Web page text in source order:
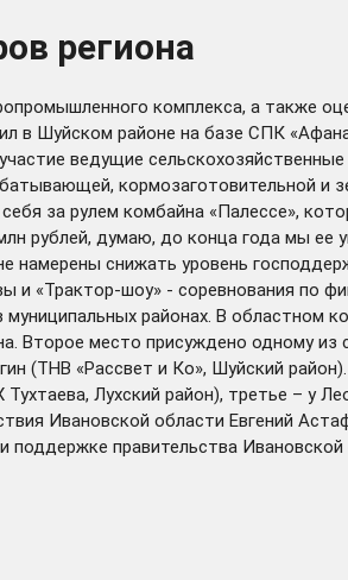
региона
комплекса, а также
в Шуйском районе на базе СПК
ведущие сельскохозяйственные
кормозаготовительной и
за рулем комбайна «Палессе»,
рублей, думаю, до конца года мы ее
намерены снижать уровень
и «Трактор-шоу» - соревнования по
районах. В областном
Второе место присуждено одному из
(ТНВ «Рассвет и Ко», Шуйский
Лухский район), третье – у
Ивановской области Евгений
правительства Ивановской